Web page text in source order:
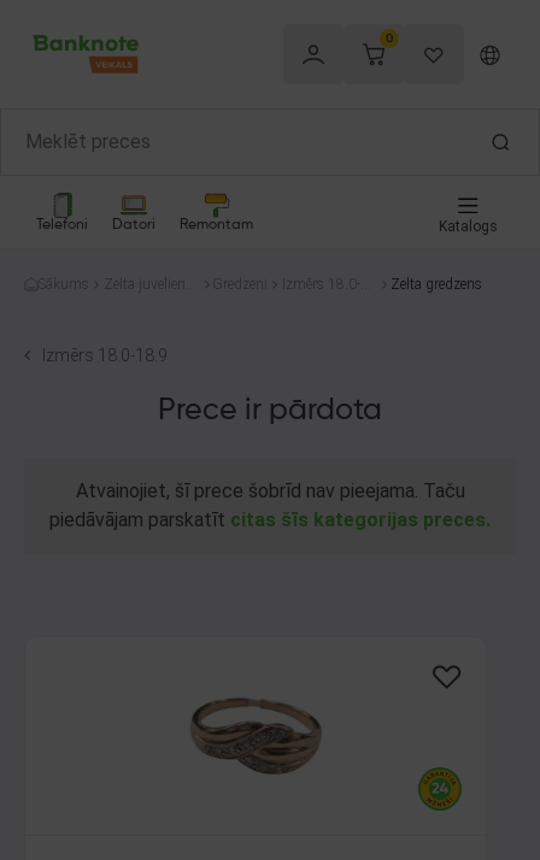
0
Telefoni Datori Remontam Katalogs
Sākums
Zelta juvelierizs
Gredzeni
Izmērs 18.0-1
Zelta gredzens
Izmērs 18.0-18.9
Prece ir pārdota
Atvainojiet, šī prece šobrīd nav pieejama. Taču
piedāvājam parskatīt citas šīs kategorijas preces.